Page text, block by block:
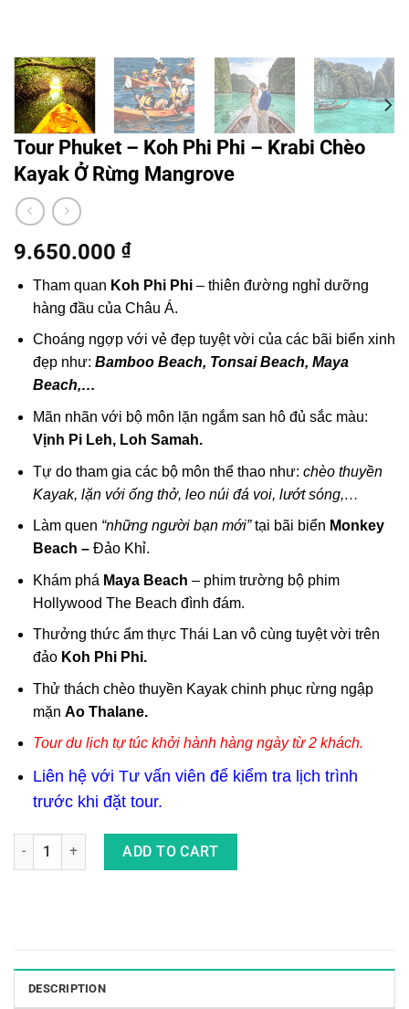
Tour Phuket – Koh Phi Phi – Krabi Chèo
Kayak Ở Rừng Mangrove
9.650.000 ₫
Tham quan Koh Phi Phi – thiên đường nghỉ dưỡng
hàng đầu của Châu Á.
Choáng ngợp với vẻ đẹp tuyệt vời của các bãi biển xinh
đẹp như: Bamboo Beach, Tonsai Beach, Maya
Beach,…
Mãn nhãn với bộ môn lặn ngắm san hô đủ sắc màu:
Vịnh Pi Leh, Loh Samah.
Tự do tham gia các bộ môn thể thao như: chèo thuyền
Kayak, lặn với ống thở, leo núi đá voi, lướt sóng,…
Làm quen “những người bạn mới”tại bãi biển Monkey
Beach – Đảo Khỉ.
Khám phá Maya Beach – phim trường bộ phim
Hollywood The Beach đình đám.
Thưởng thức ẩm thực Thái Lan vô cùng tuyệt vời trên
đảo Koh Phi Phi.
Thử thách chèo thuyền Kayak chinh phục rừng ngập
mặn Ao Thalane.
Tour du lịch tự túc khởi hành hàng ngày từ 2 khách.
Liên hệ với Tư vấn viên để kiểm tra lịch trình
trước khi đặt tour.
Tour Phuket - Koh Phi Phi - Krabi Chèo Kayak Ở Rừng
ADD TO CART
DESCRIPTION